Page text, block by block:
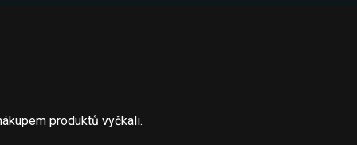
produktů vyčkali.